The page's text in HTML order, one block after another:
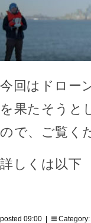
今回はドロー
を果たそうと
ので、ご覧く
詳しくは以下
posted 09:00 | Category: